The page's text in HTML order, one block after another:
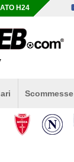
H24
Scommesse